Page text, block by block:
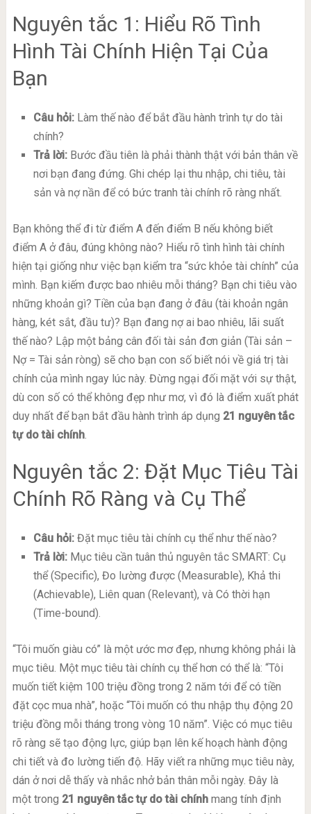
Nguyên tắc 1: Hiểu Rõ Tình
Hình Tài Chính Hiện Tại Của
Bạn
Câu hỏi:Làm thế nào để bắt đầu hành trình tự do tài
chính?
Trả lời:Bước đầu tiên là phải thành thật với bản thân về
nơi bạn đang đứng. Ghi chép lại thu nhập, chi tiêu, tài
sản và nợ nần để có bức tranh tài chính rõ ràng nhất.
Bạn không thể đi từ điểm A đến điểm B nếu không biết
điểm A ở đâu, đúng không nào? Hiểu rõ tình hình tài chính
hiện tại giống như việc bạn kiểm tra “sức khỏe tài chính” của
mình. Bạn kiếm được bao nhiêu mỗi tháng? Bạn chi tiêu vào
những khoản gì? Tiền của bạn đang ở đâu (tài khoản ngân
hàng, két sắt, đầu tư)? Bạn đang nợ ai bao nhiêu, lãi suất
thế nào? Lập một bảng cân đối tài sản đơn giản (Tài sản –
Nợ = Tài sản ròng) sẽ cho bạn con số biết nói về giá trị tài
chính của mình ngay lúc này. Đừng ngại đối mặt với sự thật,
dù con số có thể không đẹp như mơ, vì đó là điểm xuất phát
duy nhất để bạn bắt đầu hành trình áp dụng 21 nguyên tắc
tự do tài chính.
Nguyên tắc 2: Đặt Mục Tiêu Tài
Chính Rõ Ràng và Cụ Thể
Câu hỏi:Đặt mục tiêu tài chính cụ thể như thế nào?
Trả lời:Mục tiêu cần tuân thủ nguyên tắc SMART: Cụ
thể (Specific), Đo lường được (Measurable), Khả thi
(Achievable), Liên quan (Relevant), và Có thời hạn
(Time-bound).
“Tôi muốn giàu có” là một ước mơ đẹp, nhưng không phải là
mục tiêu. Một mục tiêu tài chính cụ thể hơn có thể là: “Tôi
muốn tiết kiệm 100 triệu đồng trong 2 năm tới để có tiền
đặt cọc mua nhà”, hoặc “Tôi muốn có thu nhập thụ động 20
triệu đồng mỗi tháng trong vòng 10 năm”. Việc có mục tiêu
rõ ràng sẽ tạo động lực, giúp bạn lên kế hoạch hành động
chi tiết và đo lường tiến độ. Hãy viết ra những mục tiêu này,
dán ở nơi dễ thấy và nhắc nhở bản thân mỗi ngày. Đây là
một trong 21 nguyên tắc tự do tài chínhmang tính định